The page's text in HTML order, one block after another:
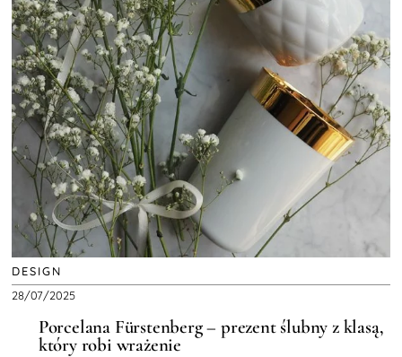
DESIGN
28/07/2025
Porcelana Fürstenberg – prezent ślubny z klasą,
który robi wrażenie